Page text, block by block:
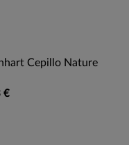
Cepillo Nature
€